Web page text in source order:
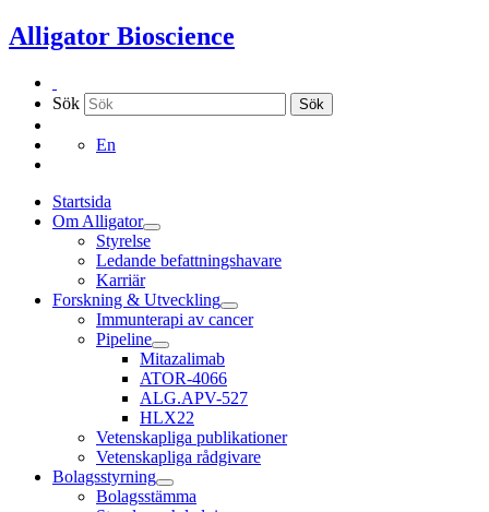
Hoppa
till
Alligator Bioscience
Sök Sök
En
Startsida
Om Alligator
Styrelse
Ledande befattningshavare
Karriär
Forskning & Utveckling
Immunterapi av cancer
Pipeline
Mitazalimab
ATOR-4066
ALG.APV-527
HLX22
Vetenskapliga publikationer
Vetenskapliga rådgivare
Bolagsstyrning
Bolagsstämma